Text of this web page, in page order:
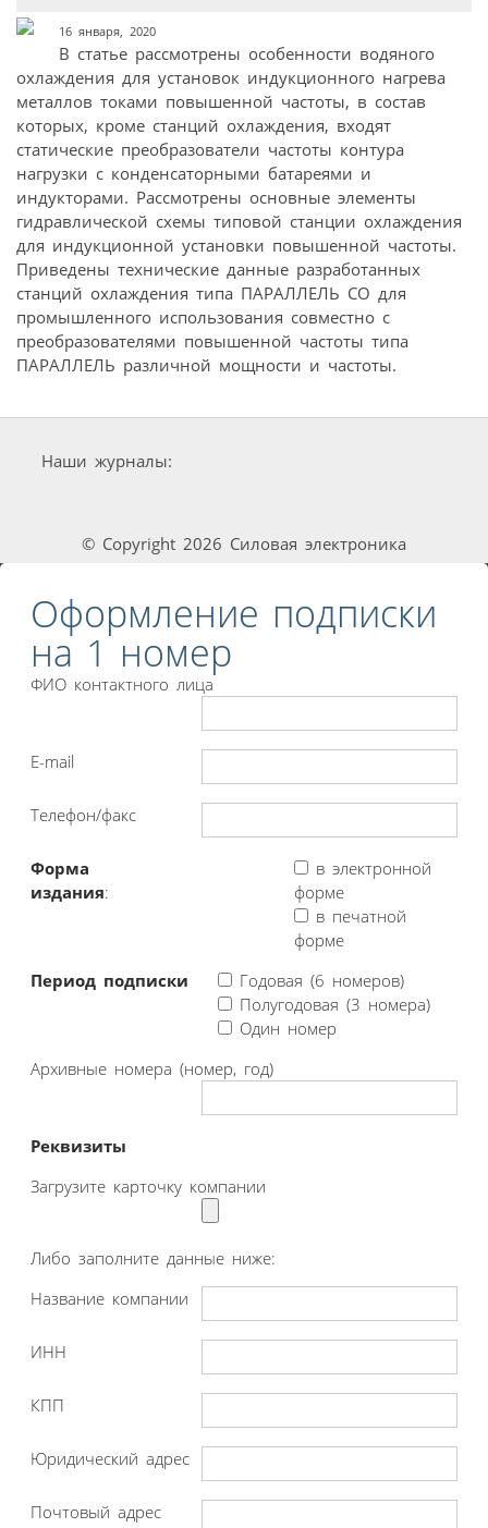
16 января, 2020
В статье рассмотрены особенности водяного
охлаждения для установок индукционного нагрева
металлов токами повышенной частоты, в состав
которых, кроме станций охлаждения, входят
статические преобразователи частоты контура
нагрузки с конденсаторными батареями и
индукторами. Рассмотрены основные элементы
гидравлической схемы типовой станции охлаждения
для индукционной установки повышенной частоты.
Приведены технические данные разработанных
станций охлаждения типа ПАРАЛЛЕЛЬ СО для
промышленного использования совместно с
преобразователями повышенной частоты типа
ПАРАЛЛЕЛЬ различной мощности и частоты.
Наши журналы:
© Copyright 2026 Силовая электроника
Оформление подписки
на 1 номер
ФИО контактного лица
E-mail
Телефон/факс
Форма
издания:
в электронной
форме
в печатной
форме
Период подписки
Годовая (6 номеров)
Полугодовая (3 номера)
Один номер
Архивные номера (номер, год)
Реквизиты
Загрузите карточку компании
Либо заполните данные ниже:
Название компании
ИНН
КПП
Юридический адрес
Почтовый адрес